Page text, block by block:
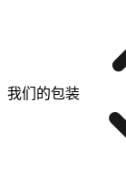
我们的包装